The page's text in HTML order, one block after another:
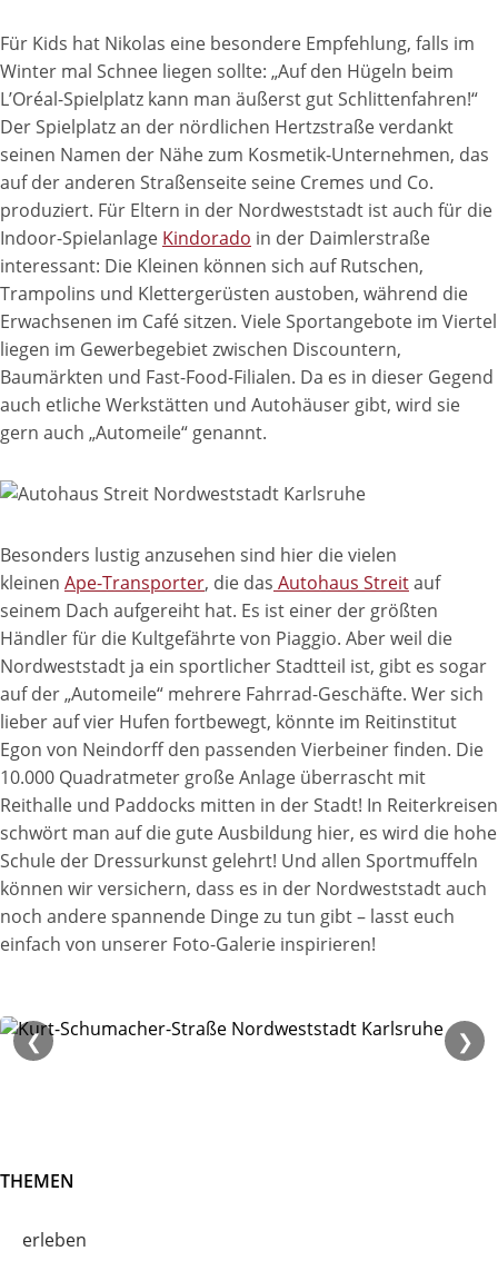
Für Kids hat Nikolas eine besondere Empfehlung, falls im
Winter mal Schnee liegen sollte: „Auf den Hügeln beim
L’Oréal-Spielplatz kann man äußerst gut Schlittenfahren!“
Der Spielplatz an der nördlichen Hertzstraße verdankt
seinen Namen der Nähe zum Kosmetik-Unternehmen, das
auf der anderen Straßenseite seine Cremes und Co.
produziert. Für Eltern in der Nordweststadt ist auch für die
Indoor-Spielanlage Kindorado in der Daimlerstraße
interessant: Die Kleinen können sich auf Rutschen,
Trampolins und Klettergerüsten austoben, während die
Erwachsenen im Café sitzen. Viele Sportangebote im Viertel
liegen im Gewerbegebiet zwischen Discountern,
Baumärkten und Fast-Food-Filialen. Da es in dieser Gegend
auch etliche Werkstätten und Autohäuser gibt, wird sie
gern auch „Automeile“ genannt.
Besonders lustig anzusehen sind hier die vielen
kleinen Ape-Transporter, die das Autohaus Streitauf
seinem Dach aufgereiht hat. Es ist einer der größten
Händler für die Kultgefährte von Piaggio. Aber weil die
Nordweststadt ja ein sportlicher Stadtteil ist, gibt es sogar
auf der „Automeile“ mehrere Fahrrad-Geschäfte. Wer sich
lieber auf vier Hufen fortbewegt, könnte im Reitinstitut
Egon von Neindorff den passenden Vierbeiner finden. Die
10.000 Quadratmeter große Anlage überrascht mit
Reithalle und Paddocks mitten in der Stadt! In Reiterkreisen
schwört man auf die gute Ausbildung hier, es wird die hohe
Schule der Dressurkunst gelehrt! Und allen Sportmuffeln
können wir versichern, dass es in der Nordweststadt auch
noch andere spannende Dinge zu tun gibt – lasst euch
einfach von unserer Foto-Galerie inspirieren!
❮ ❯
THEMEN
erleben